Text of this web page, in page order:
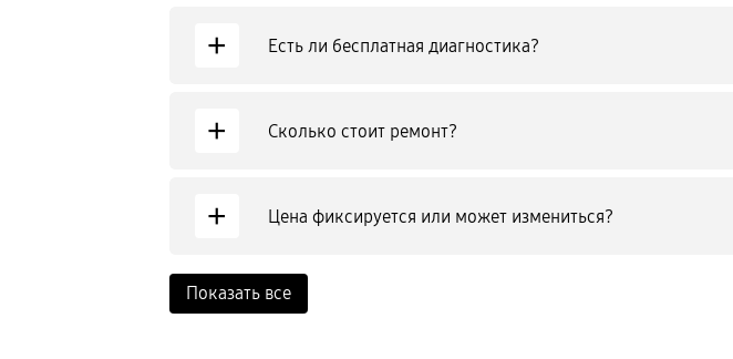
+ Есть ли бесплатная диагностика?
+ Сколько стоит ремонт?
+ Цена фиксируется или может измениться?
Показать все